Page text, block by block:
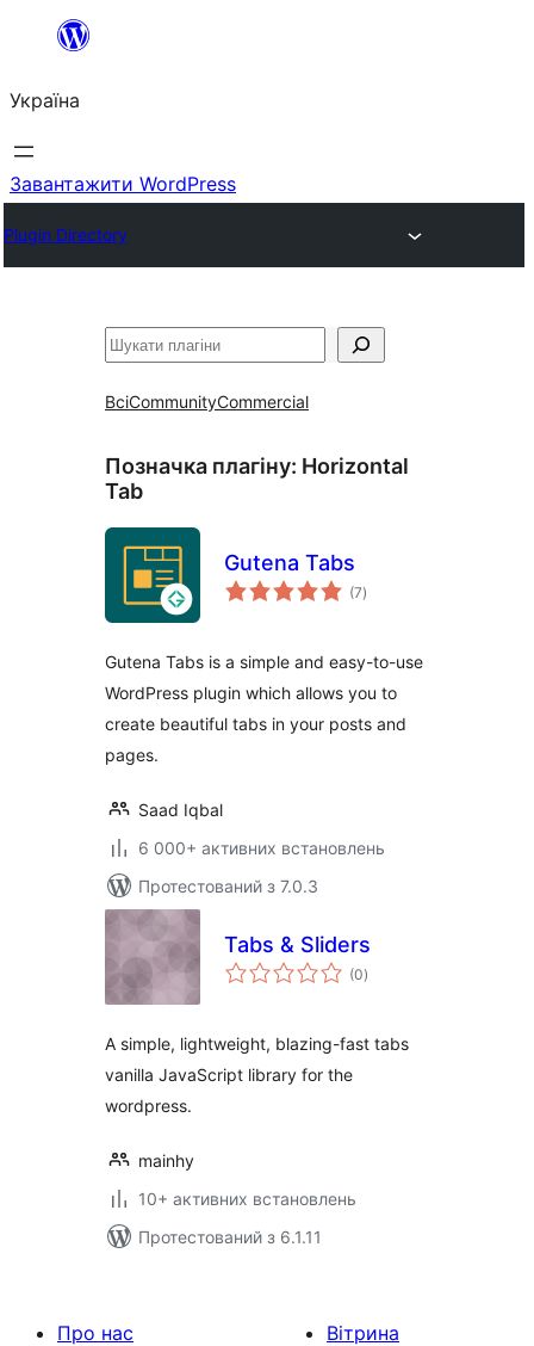
Перейти
вмісту
Україна
Завантажити WordPress
Plugin Directory
Пошук
ВсіCommunityCommercial
Позначка плагіну: Horizontal
Tab
Gutena Tabs
(7загальний
рейтинг
)
Gutena Tabs is a simple and easy-to-use
WordPress plugin which allows you to
create beautiful tabs in your posts and
pages.
Saad Iqbal
6 000+ активних встановлень
Протестований з 7.0.3
Tabs & Sliders
(0загальний
рейтинг
)
A simple, lightweight, blazing-fast tabs
vanilla JavaScript library for the
wordpress.
mainhy
10+ активних встановлень
Протестований з 6.1.11
Про нас
Вітрина